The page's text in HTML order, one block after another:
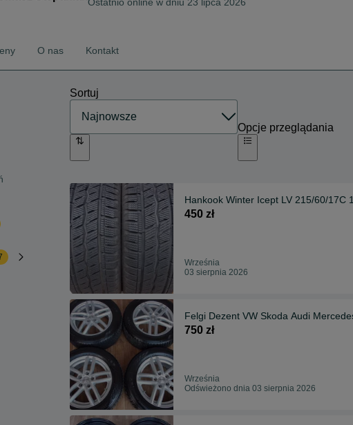
O nas Kontakt
Sortuj
Opcje przeglądania
Hankook Winter Icept LV 215/60/17C
450 zł
Września
03 sierpnia 2026
Felgi Dezent VW Skoda Audi
750 zł
Września
Odświeżono dnia 03 sierpnia 2026